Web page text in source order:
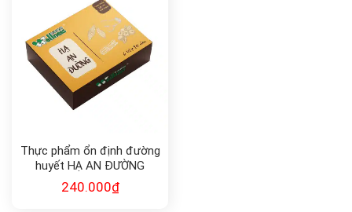
Thực phẩm ổn định đường
huyết HẠ AN ĐƯỜNG
240.000₫